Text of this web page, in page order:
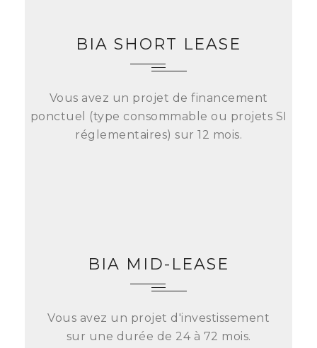
BIA SHORT LEASE
Vous avez un projet de financement
ponctuel (type consommable ou projets SI
réglementaires) sur 12 mois.
BIA MID-LEASE
Vous avez un projet d'investissement
sur une durée de 24 à 72 mois.